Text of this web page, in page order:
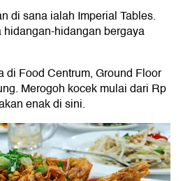
di sana ialah Imperial Tables.
hidangan bergaya
di Food Centrum, Ground Floor
Merogoh kocek mulai dari Rp
enak di sini.